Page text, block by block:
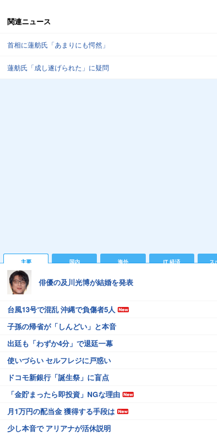
関連ニュース
首相に蓮舫氏「あまりにも愕然」
蓮舫氏「成し遂げられた」に疑問
主要 国内 海外 IT 経済 ス
俳優の及川光博が結婚を発表
台風13号で混乱 沖縄で負傷者5人
子孫の帰省が「しんどい」と本音
出廷も「わずか4分」で退廷一幕
使いづらい セルフレジに戸惑い
ドコモ新銀行「誕生祭」に盲点
「金貯まったら即投資」NGな理由
月1万円の配当金 獲得する手段は
少し本音で アリアナが活休説明